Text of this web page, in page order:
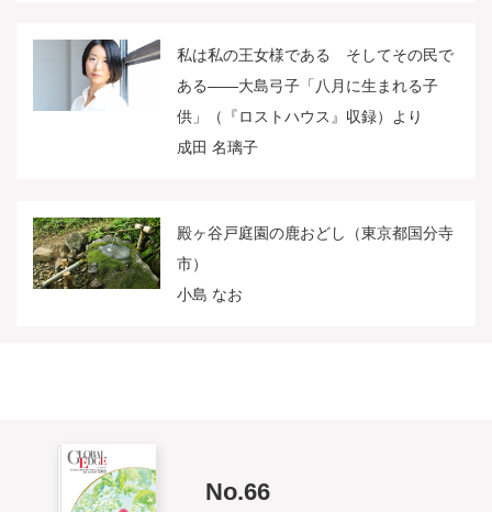
私は私の王女様である そしてその民で
ある――大島弓子「八月に生まれる子
供」（『ロストハウス』収録）より
成田 名璃子
殿ヶ谷戸庭園の鹿おどし（東京都国分寺
市）
小島 なお
No.66